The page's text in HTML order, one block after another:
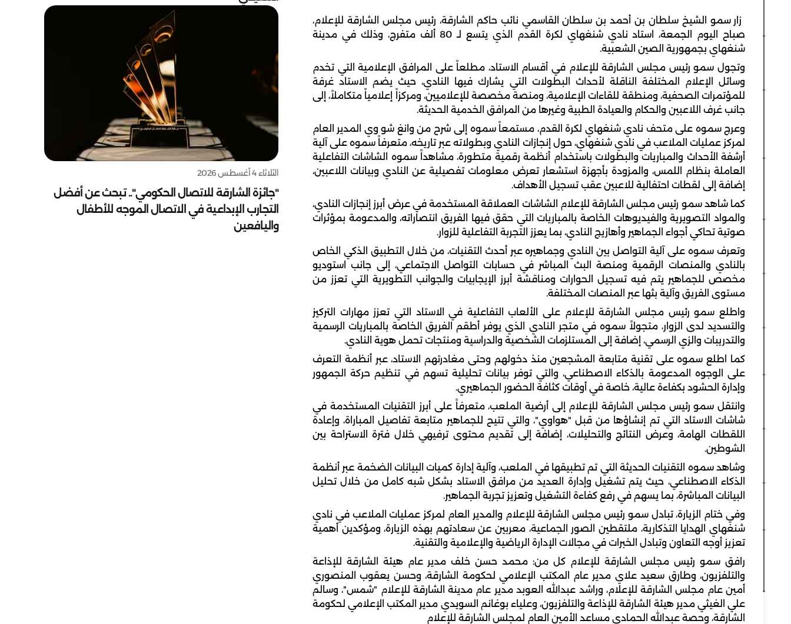
زار سمو الشيخ سلطان بن أحمد بن سلطان القاسمي نائب حاكم الشارقة، رئيس مجلس الشارقة للإعلام،
صباح اليوم الجمعة، استاد نادي شنغهاي لكرة القدم الذي يتسع لـ 80 ألف متفرج، وذلك في مدينة
شنغهاي بجمهورية الصين الشعبية.
وتجول سمو رئيس مجلس الشارقة للإعلام في أقسام الاستاد، مطلعاً على المرافق الإعلامية التي تخدم
وسائل الإعلام المختلفة الناقلة لأحداث البطولات التي يشارك فيها النادي، حيث يضم الاستاد غرفة
للمؤتمرات الصحفية، ومنطقة للقاءات الإعلامية، ومنصة مخصصة للإعلاميين، ومركزاً إعلامياً متكاملاً، إلى
جانب غرف اللاعبين والحكام والعيادة الطبية وغيرها من المرافق الخدمية الحديثة.
وعرج سموه على متحف نادي شنغهاي لكرة القدم، مستمعاً سموه إلى شرح من وانغ شو وي المدير العام
لمركز عمليات الملاعب في نادي شنغهاي، حول إنجازات النادي وبطولاته عبر تاريخه، متعرفاً سموه على آلية
أرشفة الأحداث والمباريات والبطولات باستخدام أنظمة رقمية متطورة، مشاهداً سموه الشاشات التفاعلية
العاملة بنظام اللمس، والمزودة بأجهزة استشعار تعرض معلومات تفصيلية عن النادي وبيانات اللاعبين،
إضافة إلى لقطات احتفالية للاعبين عقب تسجيل الأهداف.
كما شاهد سمو رئيس مجلس الشارقة للإعلام الشاشات العملاقة المستخدمة في عرض أبرز إنجازات النادي،
والمواد التصويرية والفيديوهات الخاصة بالمباريات التي حقق فيها الفريق انتصاراته، والمدعومة بمؤثرات
صوتية تحاكي أجواء الجماهير وأهازيج النادي، بما يعزز التجربة التفاعلية للزوار.
وتعرف سموه على آلية التواصل بين النادي وجماهيره عبر أحدث التقنيات، من خلال التطبيق الذكي الخاص
بالنادي والمنصات الرقمية ومنصة البث المباشر في حسابات التواصل الاجتماعي، إلى جانب استوديو
مخصص للجماهير يتم فيه تسجيل الحوارات ومناقشة أبرز الإيجابيات والجوانب التطويرية التي تعزز من
مستوى الفريق وآلية بثها عبر المنصات المختلفة.
واطلع سمو رئيس مجلس الشارقة للإعلام على الألعاب التفاعلية في الاستاد التي تعزز مهارات التركيز
والتسديد لدى الزوار، متجولاً سموه في متجر النادي الذي يوفر أطقم الفريق الخاصة بالمباريات الرسمية
والتدريبات والزي الرسمي، إضافة إلى المستلزمات الشخصية والدراسية ومنتجات تحمل هوية النادي.
كما اطلع سموه على تقنية متابعة المشجعين منذ دخولهم وحتى مغادرتهم الاستاد، عبر أنظمة التعرف
على الوجوه المدعومة بالذكاء الاصطناعي، والتي توفر بيانات تحليلية تسهم في تنظيم حركة الجمهور
وإدارة الحشود بكفاءة عالية، خاصة في أوقات كثافة الحضور الجماهيري.
وانتقل سمو رئيس مجلس الشارقة للإعلام إلى أرضية الملعب، متعرفاً على أبرز التقنيات المستخدمة في
شاشات الاستاد التي تم إنشاؤها من قبل "هواوي"، والتي تتيح للجماهير متابعة تفاصيل المباراة، وإعادة
اللقطات الهامة، وعرض النتائج والتحليلات، إضافة إلى تقديم محتوى ترفيهي خلال فترة الاستراحة بين
الشوطين.
وشاهد سموه التقنيات الحديثة التي تم تطبيقها في الملعب، وآلية إدارة كميات البيانات الضخمة عبر أنظمة
الذكاء الاصطناعي، حيث يتم تشغيل وإدارة العديد من مرافق الاستاد بشكل شبه كامل من خلال تحليل
البيانات المباشرة، بما يسهم في رفع كفاءة التشغيل وتعزيز تجربة الجماهير.
وفي ختام الزيارة، تبادل سمو رئيس مجلس الشارقة للإعلام والمدير العام لمركز عمليات الملاعب في نادي
شنغهاي الهدايا التذكارية، ملتقطين الصور الجماعية، معربين عن سعادتهم بهذه الزيارة، ومؤكدين أهمية
تعزيز أوجه التعاون وتبادل الخبرات في مجالات الإدارة الرياضية والإعلامية والتقنية.
رافق سمو رئيس مجلس الشارقة للإعلام كل من: محمد حسن خلف مدير عام هيئة الشارقة للإذاعة
والتلفزيون، وطارق سعيد علاي مدير عام المكتب الإعلامي لحكومة الشارقة، وحسن يعقوب المنصوري
أمين عام مجلس الشارقة للإعلام، وراشد عبدالله العوبد مدير عام مدينة الشارقة للإعلام "شمس"، وسالم
علي الغيثي مدير هيئة الشارقة للإذاعة والتلفزيون، وعلياء بوغانم السويدي مدير المكتب الإعلامي لحكومة
الشارقة، وحصة عبدالله الحمادي مساعد الأمين العام لمجلس الشارقة للإعلام
الثلاثاء 4 أغسطس 2026
"جائزة الشارقة للاتصال الحكومي".. تبحث عن أفضل
التجارب الإبداعية في الاتصال الموجه للأطفال
واليافعين